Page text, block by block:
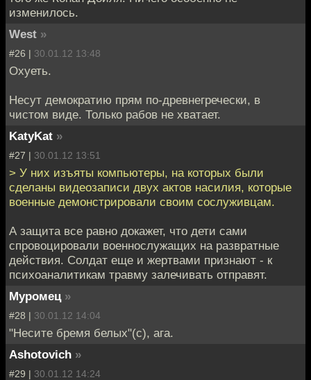
изменилось.
West »
#26 | 30.01.12 13:48
Охуеть.
Несут демократию прям по-древнегречески, в
чистом виде. Только рабов не хватает.
KatyKat »
#27 | 30.01.12 13:51
> У них изъяты компьютеры, на которых были
сделаны видеозаписи двух актов насилия, которые
военные демонстрировали своим сослуживцам.
А защита все равно докажет, что дети сами
спровоцировали военнослужащих на развратные
действия. Солдат еще и жертвами признают - к
психоаналитикам травму залечивать отправят.
Муромец »
#28 | 30.01.12 14:04
"Несите бремя белых"(с), ага.
Ashotovich »
#29 | 30.01.12 14:24